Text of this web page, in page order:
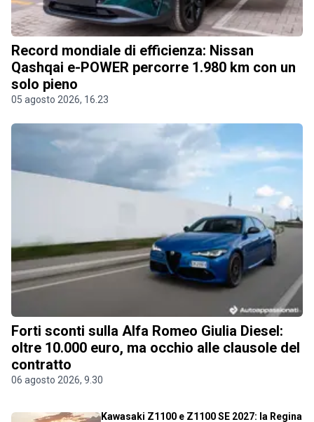
Record mondiale di efficienza: Nissan
Qashqai e-POWER percorre 1.980 km con un
solo pieno
05 agosto 2026, 16.23
Forti sconti sulla Alfa Romeo Giulia Diesel:
oltre 10.000 euro, ma occhio alle clausole del
contratto
06 agosto 2026, 9.30
Kawasaki Z1100 e Z1100 SE 2027: la Regina